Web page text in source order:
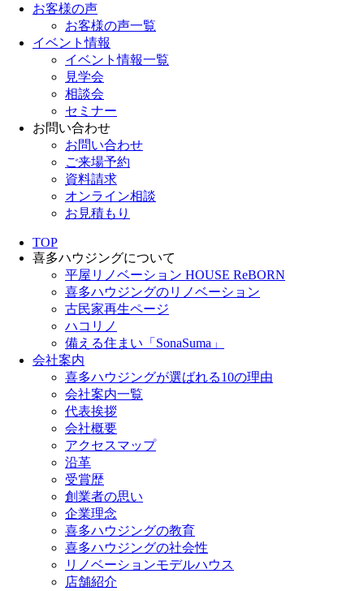
お客様の声
お客様の声一覧
イベント情報
イベント情報一覧
見学会
相談会
セミナー
お問い合わせ
お問い合わせ
ご来場予約
資料請求
オンライン相談
お見積もり
TOP
喜多ハウジングについて
平屋リノベーション HOUSE ReBORN
喜多ハウジングのリノベーション
古民家再生ページ
ハコリノ
備える住まい「SonaSuma」
会社案内
喜多ハウジングが選ばれる10の理由
会社案内一覧
代表挨拶
会社概要
アクセスマップ
沿革
受賞歴
創業者の思い
企業理念
喜多ハウジングの教育
喜多ハウジングの社会性
リノベーションモデルハウス
店舗紹介